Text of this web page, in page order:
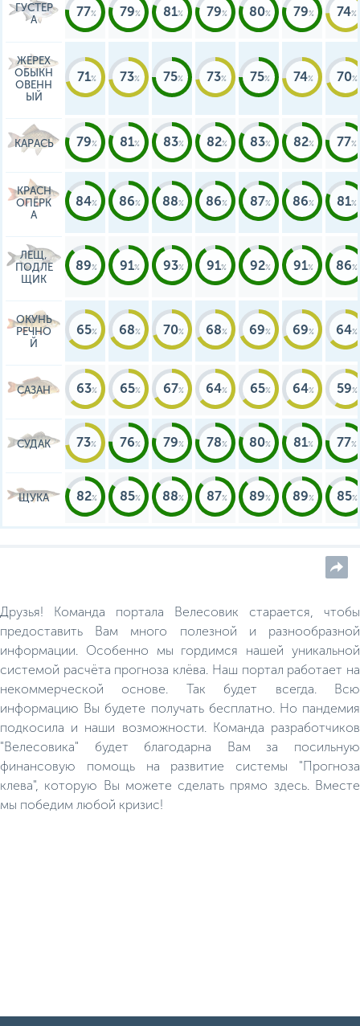
ГУСТЕР
А
77 79 81 79 80 79 74
ЖЕРЕХ
ОБЫКН
ОВЕНН
ЫЙ
71 73 75 73 75 74 70
КАРАСЬ 79 81 83 82 83 82 77
КРАСН
ОПЁРК
А
84 86 88 86 87 86 81
ЛЕЩ,
ПОДЛЕ
ЩИК
89 91 93 91 92 91 86
ОКУНЬ
РЕЧНО
Й
65 68 70 68 69 69 64
САЗАН 63 65 67 64 65 64 59
СУДАК 73 76 79 78 80 81 77
ЩУКА 82 85 88 87 89 89 85
Друзья! Команда портала Велесовик старается, чтобы
предоставить Вам много полезной и разнообразной
информации. Особенно мы гордимся нашей уникальной
системой расчёта прогноза клёва. Наш портал работает на
некоммерческой основе. Так будет всегда. Всю
информацию Вы будете получать бесплатно. Но пандемия
подкосила и наши возможности. Команда разработчиков
"Велесовика" будет благодарна Вам за посильную
финансовую помощь на развитие системы "Прогноза
клева", которую Вы можете сделать прямо здесь. Вместе
мы победим любой кризис!